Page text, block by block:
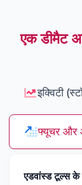
एक डीमैट
इक्विटी
फ्यूचर और
एडवांस्ड टूल्स के